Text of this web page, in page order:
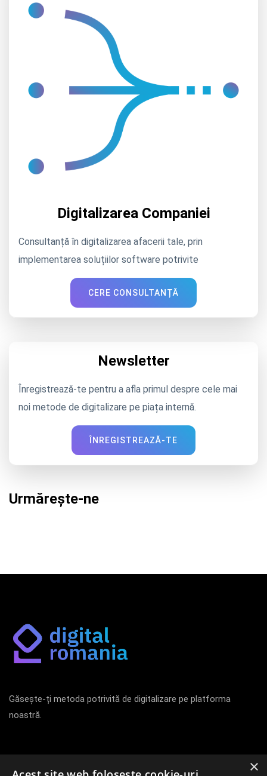
Digitalizarea Companiei
Consultanță în digitalizarea afacerii tale, prin
implementarea soluțiilor software potrivite
CERE CONSULTANȚĂ
Newsletter
Înregistrează-te pentru a afla primul despre cele mai
noi metode de digitalizare pe piața internă.
ÎNREGISTREAZĂ-TE
Urmărește-ne
Găsește-ți metoda potrivită de digitalizare pe platforma
noastră.
×